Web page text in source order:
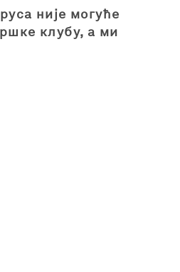
није могуће
клубу, а ми